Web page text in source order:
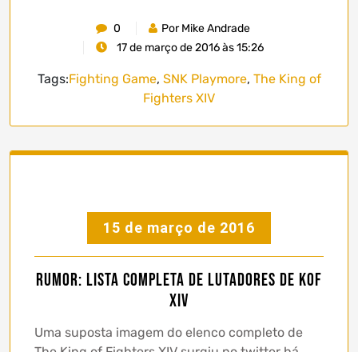
0
Por Mike Andrade
17 de março de 2016 às 15:26
Tags:Fighting Game, SNK Playmore, The King of
Fighters XIV
15 de março de 2016
Rumor: lista completa de lutadores de KOF
XIV
Uma suposta imagem do elenco completo de